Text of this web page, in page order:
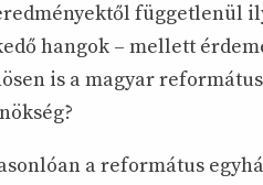
függetlenül
hangok – mellett
is a magyar
a református